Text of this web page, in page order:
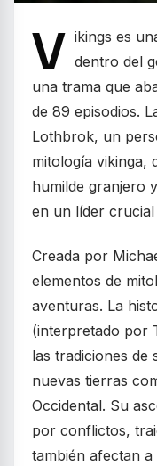
V ikings es
dentro del
una trama que
de 89 episodios.
Lothbrok, un
mitología vikinga,
humilde granjero
en un líder crucial
Creada por
elementos de
aventuras. La
(interpretado por
las tradiciones
nuevas tierras
Occidental. Su
por conflictos,
también afectan